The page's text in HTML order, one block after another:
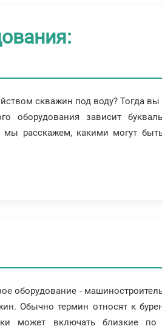
скважин под воду? Тогда
оборудования зависит
расскажем, какими могут
оборудование -
Обычно термин относят к
может включать близкие по